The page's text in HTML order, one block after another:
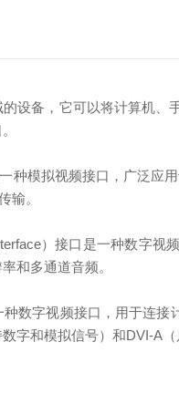
设备，它可以将计算机
模拟视频接口，广泛应
输。
）接口是一种数字视
和多通道音频。
字视频接口，用于连接
字和模拟信号）和DVI-A（